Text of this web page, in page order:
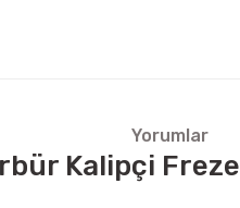
Yorumlar
Kalipçi Freze